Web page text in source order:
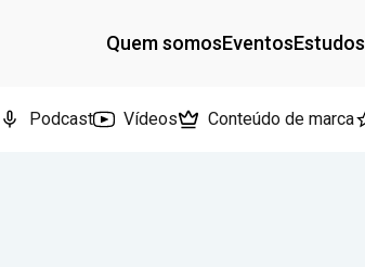
Quem somosEventosEstudos
Podcast Vídeos Conteúdo de marca